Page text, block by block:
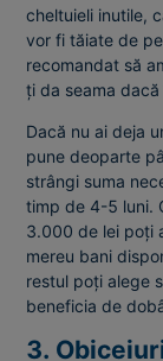
cheltuieli inutile,
vor fi tăiate de
recomandat să
ți da seama
Dacă nu ai deja
pune deoparte
strângi suma
timp de 4-5 luni.
3.000 de lei poți
mereu bani
restul poți alege
beneficia de
3.